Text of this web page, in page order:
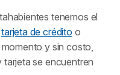
tenemos el
tarjeta de crédito o
y sin costo,
se encuentren